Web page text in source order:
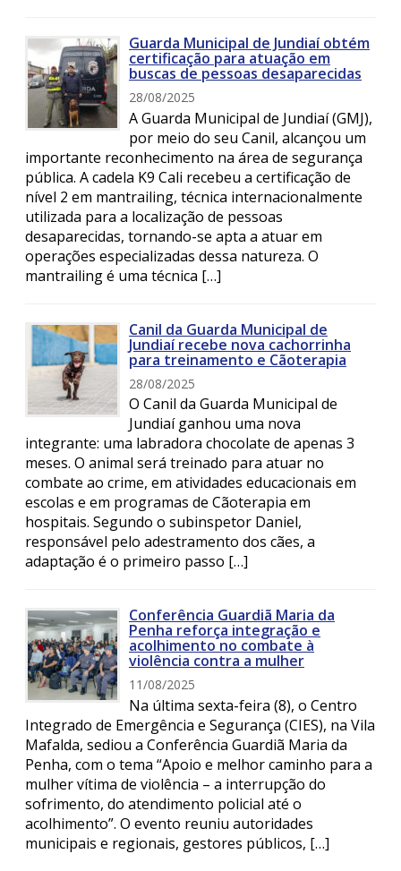
Guarda Municipal de Jundiaí obtém
certificação para atuação em
buscas de pessoas desaparecidas
28/08/2025
A Guarda Municipal de Jundiaí (GMJ),
por meio do seu Canil, alcançou um
importante reconhecimento na área de segurança
pública. A cadela K9 Cali recebeu a certificação de
nível 2 em mantrailing, técnica internacionalmente
utilizada para a localização de pessoas
desaparecidas, tornando-se apta a atuar em
operações especializadas dessa natureza. O
mantrailing é uma técnica […]
Canil da Guarda Municipal de
Jundiaí recebe nova cachorrinha
para treinamento e Cãoterapia
28/08/2025
O Canil da Guarda Municipal de
Jundiaí ganhou uma nova
integrante: uma labradora chocolate de apenas 3
meses. O animal será treinado para atuar no
combate ao crime, em atividades educacionais em
escolas e em programas de Cãoterapia em
hospitais. Segundo o subinspetor Daniel,
responsável pelo adestramento dos cães, a
adaptação é o primeiro passo […]
Conferência Guardiã Maria da
Penha reforça integração e
acolhimento no combate à
violência contra a mulher
11/08/2025
Na última sexta-feira (8), o Centro
Integrado de Emergência e Segurança (CIES), na Vila
Mafalda, sediou a Conferência Guardiã Maria da
Penha, com o tema “Apoio e melhor caminho para a
mulher vítima de violência – a interrupção do
sofrimento, do atendimento policial até o
acolhimento”. O evento reuniu autoridades
municipais e regionais, gestores públicos, […]